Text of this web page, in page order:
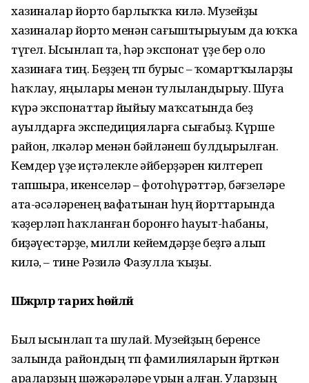
хазиналар йорто бар­лыҡҡа килә. Музейҙы
хазиналар йорто менән сағыш­тыры­уым да юҡҡа
түгел. Ысынлап та, һәр экспонат үҙе бер оло
хазинаға тиң. Беҙҙең төп бурыс – ҡомартҡыларҙы
һаҡлау, яңылары менән тулыландырыу. Шуға
күрә экспонаттар йыйыу маҡсатында беҙ
ауылдарға экс­педицияларға сығабыҙ. Күрше
район, өлкәләр менән бәйләнеш булдырылған.
Кемдер үҙе иҫтәлекле әйберҙәрен килтереп
тапшыра, икенселәр – фотоһү­рәттәр, бәғзеләре
ата-әсәләренең вафатынан һуң йорттарында
ҡәҙерләп һаҡланған боронғо һауыт-һабаны,
биҙәүестәрҙе, милли кейемдәрҙе беҙгә алып
килә, – тине Рәзилә Фазулла ҡыҙы.
Шәжәрәләр тарих һөйләй
Был ысынлап та шулай. Му­зейҙың беренсе
залында район­дың төп фамилияларын йөрөт­кән
араларҙың шәжә­рәләре урын алған. Уларҙың